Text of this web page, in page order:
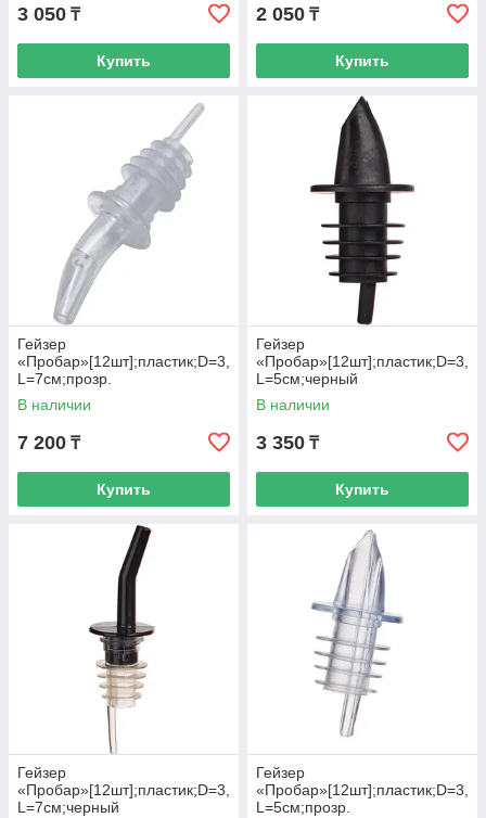
3 050 ₸
Купить
2 050 ₸
Купить
Гейзер
«Пробар»[12шт];пластик;D=3,
L=7см;прозр.
В наличии
7 200 ₸
Купить
Гейзер
«Пробар»[12шт];пластик;D=3,
L=5см;черный
В наличии
3 350 ₸
Купить
Гейзер
«Пробар»[12шт];пластик;D=3,
L=7см;черный
Гейзер
«Пробар»[12шт];пластик;D=3,
L=5см;прозр.